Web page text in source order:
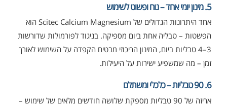
5. מינון יומי אחד – נוח ופשוט לשימוש
אחד היתרונות הגדולים של Scitec Calcium Magnesium הוא
הפשטות – טבליה אחת ביום מספיקה. בניגוד לפורמולות שדורשות
3–4 טבליות ביום, המינון הריכוזי מבטיח הקפדה על השימוש לאורך
זמן – מה שמשפיע ישירות על היעילות.
6. 90 טבליות – כלכלי ומשתלם
אריזה של 90 טבליות מספקת שלושה חודשים מלאים של שימוש –